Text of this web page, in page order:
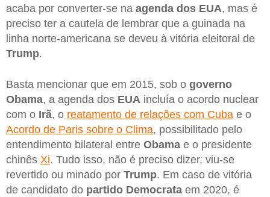
acaba por converter-se na agenda dos EUA, mas é
preciso ter a cautela de lembrar que a guinada na
linha norte-americana se deveu à vitória eleitoral de
Trump.
Basta mencionar que em 2015, sob o governo
Obama, a agenda dos EUA incluía o acordo nuclear
com o Irã, o reatamento de relações com Cuba e o
Acordo de Paris sobre o Clima, possibilitado pelo
entendimento bilateral entre Obama e o presidente
chinês Xi. Tudo isso, não é preciso dizer, viu-se
revertido ou minado por Trump. Em caso de vitória
de candidato do partido Democrata em 2020, é